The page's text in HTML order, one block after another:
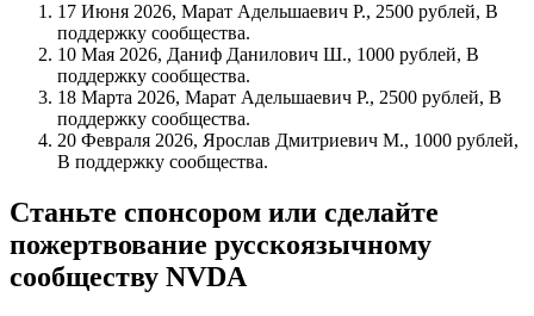
17 Июня 2026, Марат Адельшаевич Р., 2500 рублей, В
поддержку сообщества.
10 Мая 2026, Даниф Данилович Ш., 1000 рублей, В
поддержку сообщества.
18 Марта 2026, Марат Адельшаевич Р., 2500 рублей, В
поддержку сообщества.
20 Февраля 2026, Ярослав Дмитриевич М., 1000 рублей,
В поддержку сообщества.
Станьте спонсором или сделайте
пожертвование русскоязычному
сообществу NVDA